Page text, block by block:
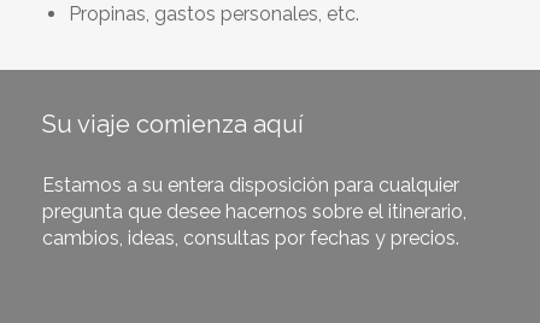
Propinas, gastos personales, etc.
Su viaje comienza aquí
Estamos a su entera disposición para cualquier
pregunta que desee hacernos sobre el itinerario,
cambios, ideas, consultas por fechas y precios.